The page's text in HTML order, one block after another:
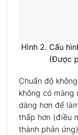
Hình 2. Cấu
(Được
Chuẩn độ
không có màng
dàng hơn để
thấp hơn (điều
thành phản